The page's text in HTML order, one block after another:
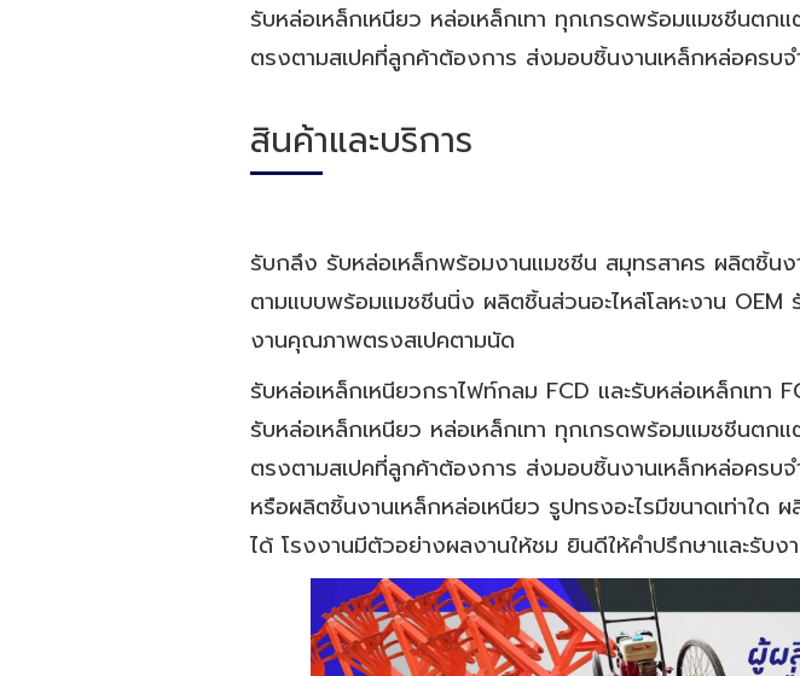
รับหล่อเหล็กเหนียว หล่อเหล็กเทา ทุกเกรดพร้อมแมชชีนต
ตรงตามสเปคที่ลูกค้าต้องการ ส่งมอบชิ้นงานเหล็กหล่อครบจ
สินค้าและบริการ
รับกลึง รับหล่อเหล็กพร้อมงานแมชชีน สมุทรสาคร ผลิตชิ้นง
ตามแบบพร้อมแมชชีนนิ่ง ผลิตชิ้นส่วนอะไหล่โลหะงาน
งานคุณภาพตรงสเปคตามนัด
รับหล่อเหล็กเหนียวกราไฟท์กลม FCD ‎และรับหล่อเหล็กเท
รับหล่อเหล็กเหนียว หล่อเหล็กเทา ทุกเกรดพร้อมแมชชีนต
ตรงตามสเปคที่ลูกค้าต้องการ ส่งมอบชิ้นงานเหล็กหล่อครบจ
หรือผลิตชิ้นงานเหล็กหล่อเหนียว รูปทรงอะไรมีขนาดเท่าใด
ได้ โรงงานมีตัวอย่างผลงานให้ชม ยินดีให้คำปรึกษาและรับง